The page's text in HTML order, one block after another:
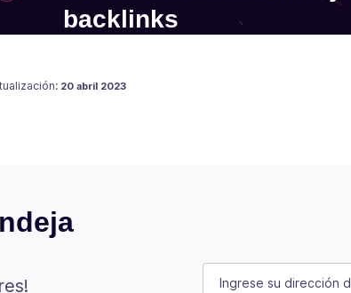
backlinks
Publicado en
20 abril 2023
Instagram
E-mail (Obligatorio)